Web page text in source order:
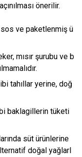
önerilir.
sos ve paketlenmiş ü
mısır şurubu ve b
tahıllar yerine, doğ
baklagillerin tüketi
süt ürünlerine
doğal yağlarl